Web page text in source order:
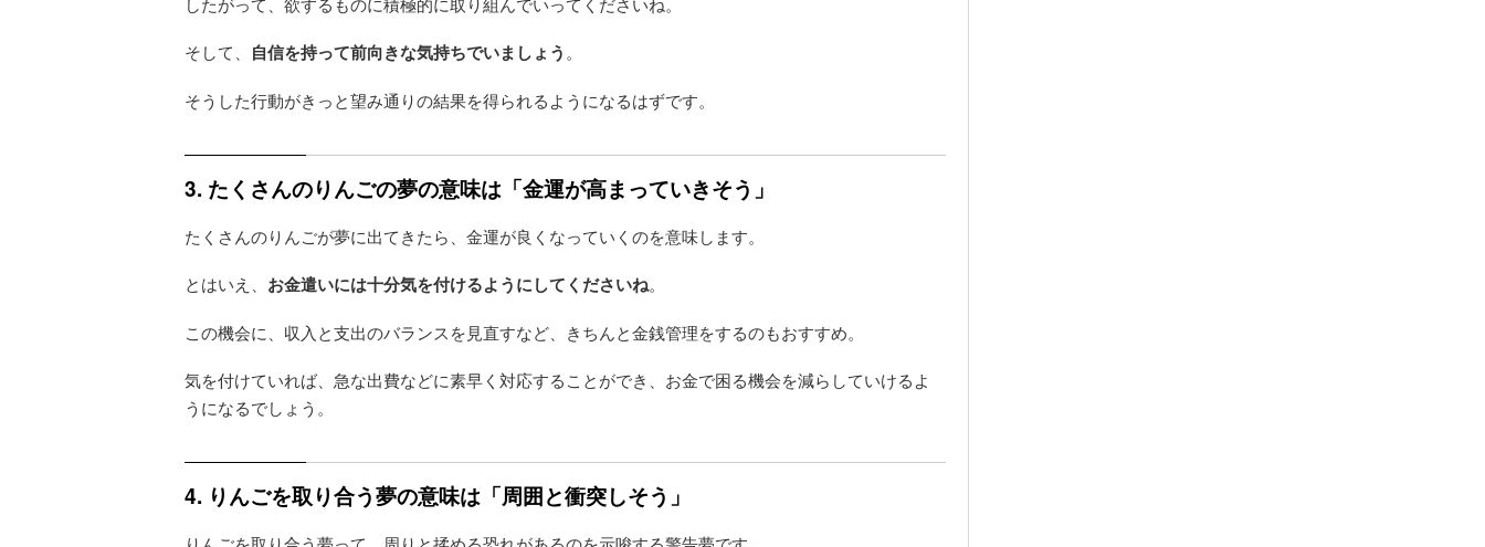
そして、 自信を持って前向きな気持ちでいましょう 。
そうした行動がきっと望み通りの結果を得られるようになるはずです。
3. たくさんのりんごの夢の意味は「金運が高まっていきそう」
たくさんのりんごが夢に出てきたら、金運が良くなっていくのを意味します。
とはいえ、 お金遣いには十分気を付けるようにしてくださいね。
この機会に、収入と支出のバランスを見直すなど、きちんと金銭管理をするのもおすすめ。
気を付けていれば、急な出費などに素早く対応することができ、お金で困る機会を減らしていけるよ
うになるでしょう。
4. りんごを取り合う夢の意味は「周囲と衝突しそう」